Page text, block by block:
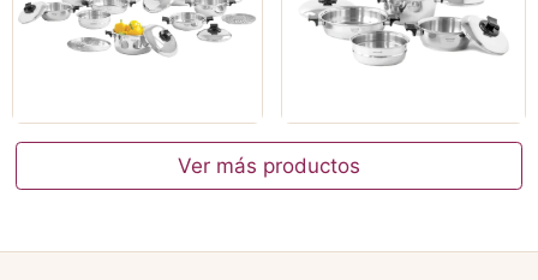
Ver más productos